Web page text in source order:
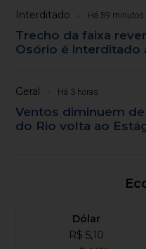
Interditado Há 59 minutos
Trecho da faixa
Osório é interditado
Geral Há 3 horas
Ventos diminuem
do Rio volta ao
Dólar
R$ 5,10